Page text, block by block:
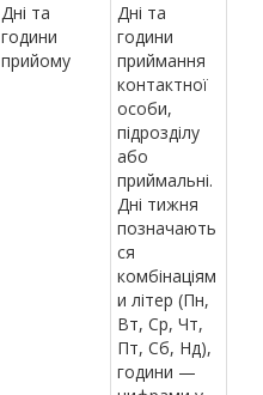
Дні та
години
прийому
Дні та
години
приймання
контактної
особи,
підрозділу
або
приймальні.
Дні тижня
позначають
ся
комбінаціям
и літер (Пн,
Вт, Ср, Чт,
Пт, Сб, Нд),
години —